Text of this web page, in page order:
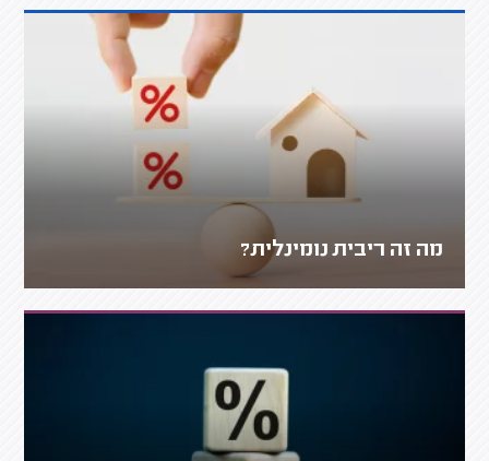
מה זה ריבית נומינלית?